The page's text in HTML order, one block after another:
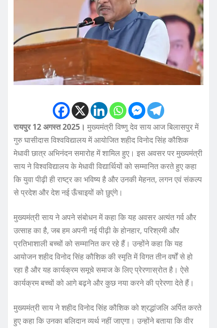
रायपुर 12 अगस्त 2025। मुख्यमंत्री विष्णु देव साय आज बिलासपुर में
गुरु घासीदास विश्वविद्यालय में आयोजित शहीद विनोद सिंह कौशिक
मेधावी छात्र अभिनंदन समारोह में शामिल हुए। इस अवसर पर मुख्यमंत्री
साय ने विश्वविद्यालय के मेधावी विद्यार्थियों को सम्मानित करते हुए कहा
कि युवा पीढ़ी ही राष्ट्र का भविष्य है और उनकी मेहनत, लगन एवं संकल्प
से प्रदेश और देश नई ऊँचाइयों को छुएंगे।
मुख्यमंत्री साय ने अपने संबोधन में कहा कि यह अवसर अत्यंत गर्व और
उत्साह का है, जब हम अपनी नई पीढ़ी के होनहार, परिश्रमी और
प्रतिभाशाली बच्चों को सम्मानित कर रहे हैं। उन्होंने कहा कि यह
आयोजन शहीद विनोद सिंह कौशिक की स्मृति में विगत तीन वर्षों से हो
रहा है और यह कार्यक्रम समूचे समाज के लिए प्रेरणास्रोत है। ऐसे
कार्यक्रम बच्चों को आगे बढ़ने और कुछ नया करने की प्रेरणा देते हैं।
मुख्यमंत्री साय ने शहीद विनोद सिंह कौशिक को श्रद्धांजलि अर्पित करते
हुए कहा कि उनका बलिदान व्यर्थ नहीं जाएगा। उन्होंने बताया कि वीर